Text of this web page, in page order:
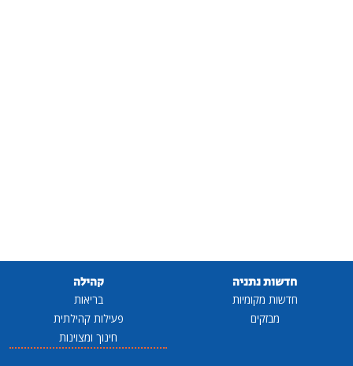
חדשות נתניה
חדשות מקומיות
מבזקים
קהילה
בריאות
פעילות קהילתית
חינוך ומצוינות